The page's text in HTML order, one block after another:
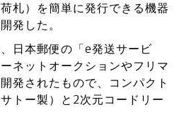
札）を簡単に発行できる機器
発した。
日本郵便の「e発送サービ
ネットオークションやフリマ
発されたもので、コンパクト
トー製）と2次元コードリー